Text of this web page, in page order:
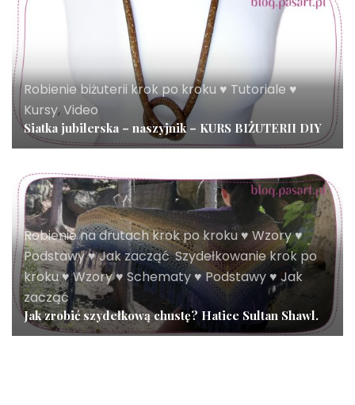
Robienie biżuterii krok po kroku ♥ Tutoriale ♥
Kursy,Video
Siatka jubilerska – naszyjnik – KURS BIŻUTERII DIY
Robienie na drutach krok po kroku ♥ Wzory ♥
Podstawy ♥ Jak zacząć,Szydełkowanie krok po
kroku ♥ Wzory ♥ Schematy ♥ Podstawy ♥ Jak
zacząć
Jak zrobić szydełkową chustę? Hatice Sultan Shawl.